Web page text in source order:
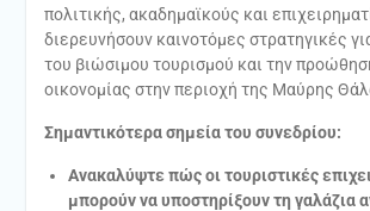
πολιτικής, ακαδημαϊκούς και
διερευνήσουν καινοτόμες στρατηγικές
του βιώσιμου τουρισμού και την
οικονομίας στην περιοχή της Μαύρης
Σημαντικότερα σημεία του συνεδρίου:
Ανακαλύψτε πώς οι τουριστικές
μπορούν να υποστηρίξουν τη γαλάζια